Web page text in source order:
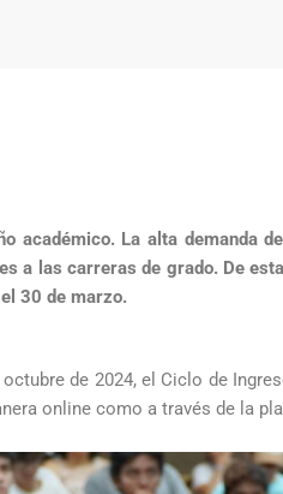
académico. La alta demanda
a las carreras de grado. De
30 de marzo.
de 2024, el Ciclo de
online como a través de la